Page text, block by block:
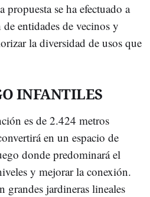
propuesta se ha efectuado a
entidades de vecinos y
la diversidad de usos que
INFANTILES
es de 2.424 metros
en un espacio de
donde predominará el
y mejorar la conexión.
grandes jardineras lineales